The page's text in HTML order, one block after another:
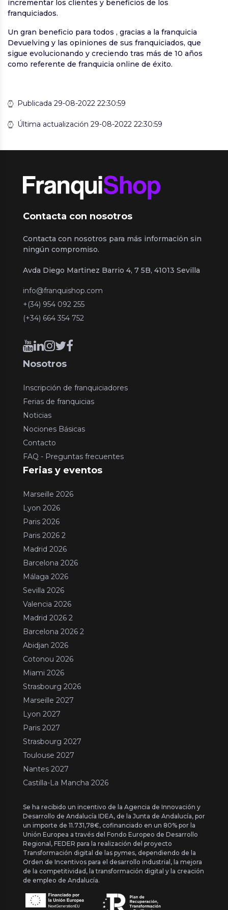
incrementar los clientes y beneficios de los
franquiciados.
Un gran beneficio para todos , gracias a la franquicia
Devuelving y las opiniones de sus franquiciados, que
sigue evolucionando y creciendo tras más de 10 años
como referente de franquicia online de éxito.
Publicada 29-08-2022 22:30:59
Última actualización 29-08-2022 22:30:59
Contacta con nosotros
Contacta con nosotros para más información sin
ningún compromiso.
Avda Diego Martinez Barrio 4, 7 5B, 41013 Sevilla
info@franquishop.com
+(34) 954 092 255
(+34) 664 354 752
Nosotros
Inscripción de franquiciadores
Ferias de franquicias
Noticias
Nociones Básicas
Contacto
FAQ - Preguntas frecuentes
Ferias y eventos
Marseille 2026
Lyon 2026
Paris 2026
Paris 2026 2
Madrid 2026
Barcelona 2026
Málaga 2026
Sevilla 2026
Valencia 2026
Madrid 2026 2
Barcelona 2026 2
Abidjan 2026
Cotonou 2026
Miami 2026
Strasbourg 2026
Marseille 2027
Lyon 2027
Paris 2027
Strasbourg 2027
Toulouse 2027
Nantes 2027
Castilla-La Mancha 2026
Se ha recibido un incentivo de la Agencia de Innovación y
Desarrollo de Andalucía IDEA, de la Junta de Andalucía, por
un importe de 11.731,78€, cofinanciado en un 80% por la
Unión Europea a través del Fondo Europeo de Desarrollo
Regional, FEDER para la realización del proyecto
Transformación digital de las pymes, dependiendo de la
Orden de Incentivos para el desarrollo industrial, la mejora
de la competitividad, la transformación digital y la creación
de empleo de Andalucía.